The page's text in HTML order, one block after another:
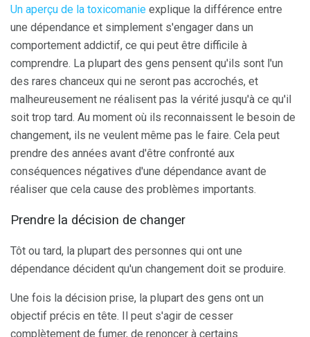
Un aperçu de la toxicomanie explique la différence entre
une dépendance et simplement s'engager dans un
comportement addictif, ce qui peut être difficile à
comprendre. La plupart des gens pensent qu'ils sont l'un
des rares chanceux qui ne seront pas accrochés, et
malheureusement ne réalisent pas la vérité jusqu'à ce qu'il
soit trop tard. Au moment où ils reconnaissent le besoin de
changement, ils ne veulent même pas le faire. Cela peut
prendre des années avant d'être confronté aux
conséquences négatives d'une dépendance avant de
réaliser que cela cause des problèmes importants.
Prendre la décision de changer
Tôt ou tard, la plupart des personnes qui ont une
dépendance décident qu'un changement doit se produire.
Une fois la décision prise, la plupart des gens ont un
objectif précis en tête. Il peut s'agir de cesser
complètement de fumer, de renoncer à certains